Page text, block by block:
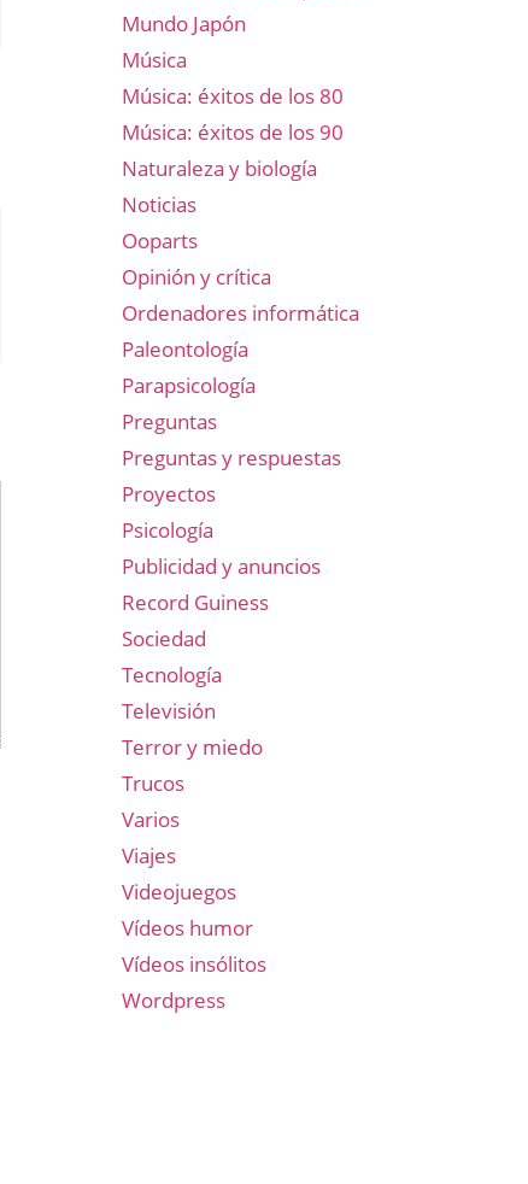
Mundo Japón
Música
Música: éxitos de los 80
Música: éxitos de los 90
Naturaleza y biología
Noticias
Ooparts
Opinión y crítica
Ordenadores informática
Paleontología
Parapsicología
Preguntas
Preguntas y respuestas
Proyectos
Psicología
Publicidad y anuncios
Record Guiness
Sociedad
Tecnología
Televisión
Terror y miedo
Trucos
Varios
Viajes
Videojuegos
Vídeos humor
Vídeos insólitos
Wordpress